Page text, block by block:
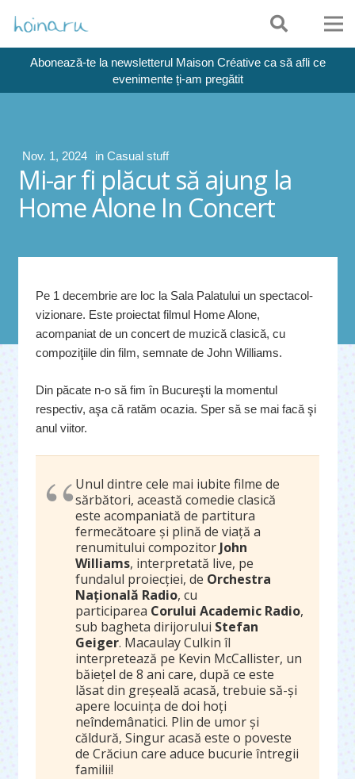
Abonează-te la newsletterul Maison Créative ca să afli ce
evenimente ți-am pregătit
Nov. 1, 2024 in Casual stuff
Mi-ar fi plăcut să ajung la
Home Alone In Concert
Pe 1 decembrie are loc la Sala Palatului un spectacol-
vizionare. Este proiectat filmul Home Alone,
acompaniat de un concert de muzică clasică, cu
compoziţiile din film, semnate de John Williams.
Din păcate n-o să fim în Bucureşti la momentul
respectiv, aşa că ratăm ocazia. Sper să se mai facă şi
anul viitor.
Unul dintre cele mai iubite filme de
sărbători, această comedie clasică
este acompaniată de partitura
fermecătoare și plină de viață a
renumitului compozitor John
Williams, interpretată live, pe
fundalul proiecției, de Orchestra
Națională Radio, cu
participarea Corului Academic Radio,
sub bagheta dirijorului Stefan
Geiger. Macaulay Culkin îl
interpretează pe Kevin McCallister, un
băiețel de 8 ani care, după ce este
lăsat din greșeală acasă, trebuie să-și
apere locuința de doi hoți
neîndemânatici. Plin de umor și
căldură, Singur acasă este o poveste
de Crăciun care aduce bucurie întregii
familii!